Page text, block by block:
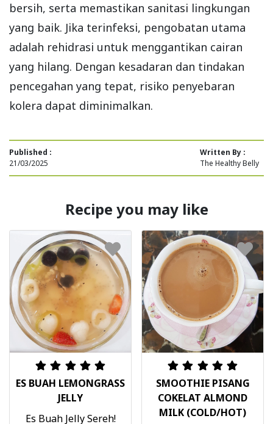
bersih, serta memastikan sanitasi lingkungan
yang baik. Jika terinfeksi, pengobatan utama
adalah rehidrasi untuk menggantikan cairan
yang hilang. Dengan kesadaran dan tindakan
pencegahan yang tepat, risiko penyebaran
kolera dapat diminimalkan.
Published :
21/03/2025
Written By :
The Healthy Belly
Recipe you may like
ES BUAH LEMONGRASS
JELLY
Es Buah Jelly Sereh!
SMOOTHIE PISANG
COKELAT ALMOND
MILK (COLD/HOT)